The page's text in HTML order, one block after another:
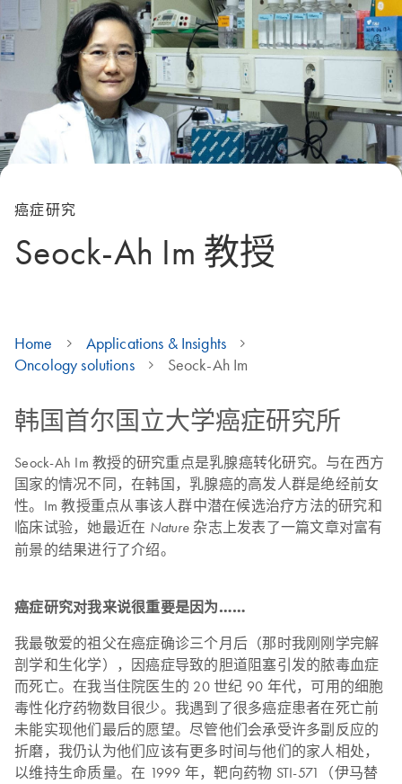
癌症研究
Seock-Ah Im 教授
Home
Applications & Insights
Oncology solutions
Seock-Ah Im
韩国首尔国立大学癌症研究所
Seock-Ah Im 教授的研究重点是乳腺癌转化研究。与在西方
国家的情况不同，在韩国，乳腺癌的高发人群是绝经前女
性。Im 教授重点从事该人群中潜在候选治疗方法的研究和
临床试验，她最近在 Nature 杂志上发表了一篇文章对富有
前景的结果进行了介绍。
癌症研究对我来说很重要是因为……
我最敬爱的祖父在癌症确诊三个月后（那时我刚刚学完解
剖学和生化学），因癌症导致的胆道阻塞引发的脓毒血症
而死亡。在我当住院医生的 20 世纪 90 年代，可用的细胞
毒性化疗药物数目很少。我遇到了很多癌症患者在死亡前
未能实现他们最后的愿望。尽管他们会承受许多副反应的
折磨，我仍认为他们应该有更多时间与他们的家人相处，
以维持生命质量。在 1999 年，靶向药物 STI-571（伊马替